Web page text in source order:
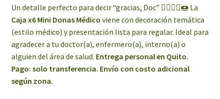
Un detalle perfecto para decir “gracias, Doc” 👩‍⚕️👨‍⚕️🍩 La
Caja x6 Mini Donas Médico viene con decoración temática
(estilo médico) y presentación lista para regalar. Ideal para
agradecer a tu doctor(a), enfermero(a), interno(a) o
alguien del área de salud. Entrega personal en Quito.
Pago: solo transferencia. Envío con costo adicional
según zona.